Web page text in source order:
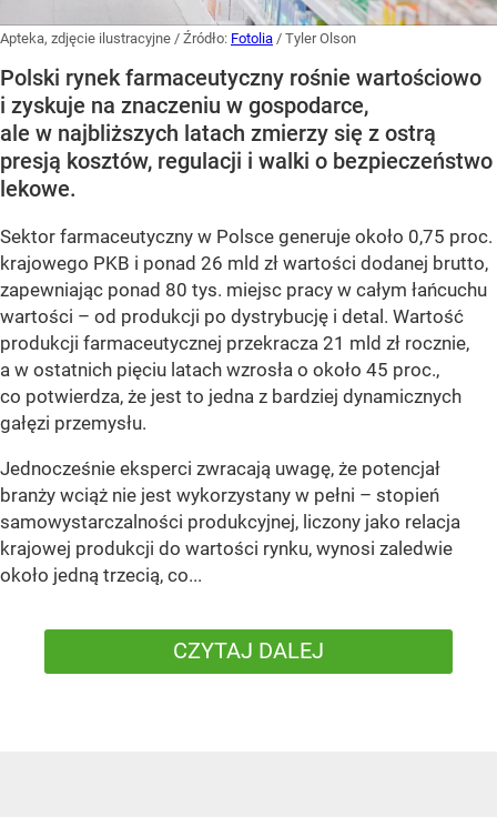
Apteka, zdjęcie ilustracyjne / Źródło: Fotolia / Tyler Olson
Polski rynek farmaceutyczny rośnie wartościowo
i zyskuje na znaczeniu w gospodarce,
ale w najbliższych latach zmierzy się z ostrą
presją kosztów, regulacji i walki o bezpieczeństwo
lekowe.
Sektor farmaceutyczny w Polsce generuje około 0,75 proc.
krajowego PKB i ponad 26 mld zł wartości dodanej brutto,
zapewniając ponad 80 tys. miejsc pracy w całym łańcuchu
wartości – od produkcji po dystrybucję i detal. Wartość
produkcji farmaceutycznej przekracza 21 mld zł rocznie,
a w ostatnich pięciu latach wzrosła o około 45 proc.,
co potwierdza, że jest to jedna z bardziej dynamicznych
gałęzi przemysłu.
Jednocześnie eksperci zwracają uwagę, że potencjał
branży wciąż nie jest wykorzystany w pełni – stopień
samowystarczalności produkcyjnej, liczony jako relacja
krajowej produkcji do wartości rynku, wynosi zaledwie
około jedną trzecią, co...
CZYTAJ DALEJ